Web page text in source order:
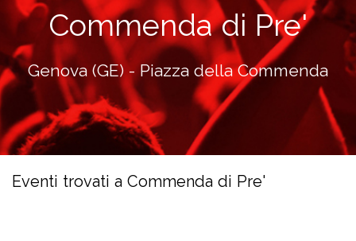
Commenda di Pre'
Genova (GE) - Piazza della Commenda
Eventi trovati a Commenda di Pre'